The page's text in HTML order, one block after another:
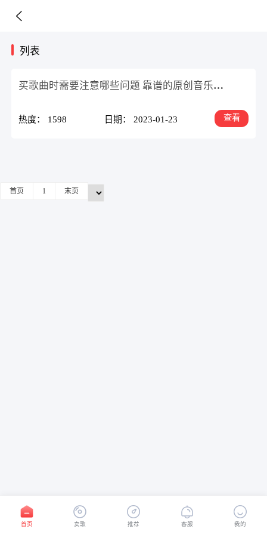
列表
买歌曲时需要注意哪些问题 靠谱的原创音乐交易平台
热度： 1598 日期： 2023-01-23 查看
首页 1 末页
首页 卖歌 推荐 客服 我的